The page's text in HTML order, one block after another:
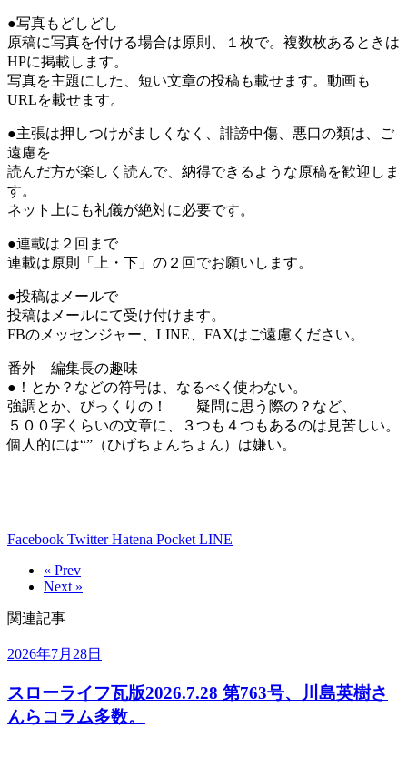
●写真もどしどし
原稿に写真を付ける場合は原則、１枚で。複数枚あるときは
HPに掲載します。
写真を主題にした、短い文章の投稿も載せます。動画も
URLを載せます。
●主張は押しつけがましくなく、誹謗中傷、悪口の類は、ご
遠慮を
読んだ方が楽しく読んで、納得できるような原稿を歓迎しま
す。
ネット上にも礼儀が絶対に必要です。
●連載は２回まで
連載は原則「上・下」の２回でお願いします。
●投稿はメールで
投稿はメールにて受け付けます。
FBのメッセンジャー、LINE、FAXはご遠慮ください。
番外 編集長の趣味
●！とか？などの符号は、なるべく使わない。
強調とか、びっくりの！ 疑問に思う際の？など、
５００字くらいの文章に、３つも４つもあるのは見苦しい。
個人的には“”（ひげちょんちょん）は嫌い。
Facebook TwitterHatena Pocket LINE
« Prev
Next »
関連記事
2026年7月28日
スローライフ瓦版2026.7.28 第763号、川島英樹さ
んらコラム多数。